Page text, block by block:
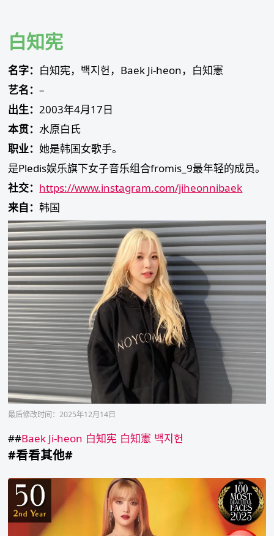
content
白知宪
名字： 白知宪，백지헌，Baek Ji-heon，白知憲
艺名：–
出生：2003年4月17日
本贯：水原白氏
职业：她是韩国女歌手。
是Pledis娱乐旗下女子音乐组合fromis_9最年轻的成员。
社交： https://www.instagram.com/jiheonnibaek
来自：韩国
最后修改时间：2025年12月14日
##Baek Ji-heon 白知宪 白知憲 백지헌
#看看其他#
2023
年
世